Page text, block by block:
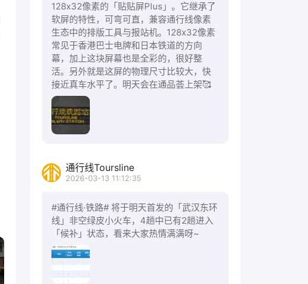
128x32像素的「贴贴屏Plus」。它继承了
软屏的特性，可弯可直，兼容通行线像素
生态中的排版工具与报站机。128x32像素
常见于香港巴士电牌和日本铁道的方向
幕，加上这块屏幕也是全彩的，很好整
活。另外就是这屏的物理尺寸比较大，快
接近真车水平了。明天会在通品荟上架🥰
通行线Toursline
2026-03-13 11:12:35
#通行线·铁路# 将于明天首发的「武汉东环
线」非空绿皮小火车，4趟中已有2趟进入
「候补」状态，看来大家热情满满呀~